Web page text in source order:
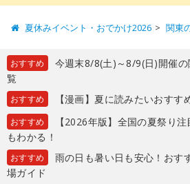
夏休みイベント・おでかけ2026 関東
おすすめ
今週末8/8(土)～8/9(日)開催
覧
おすすめ 【漫画】夏に読みたいおすす
おすすめ
【2026年版】全国の夏祭り
もわかる！
おすすめ
雨の日も暑い日も安心！おす
場ガイド